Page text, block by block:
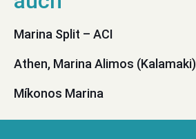
Marina Split – ACI
Athen, Marina Alimos (Kalamaki)
Míkonos Marina